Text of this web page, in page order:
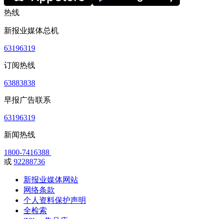
热线
新报业媒体总机
63196319
订阅热线
63883838
早报广告联系
63196319
新闻热线
1800-7416388
或 92288736
新报业媒体网站
网络条款
个人资料保护声明
全检索